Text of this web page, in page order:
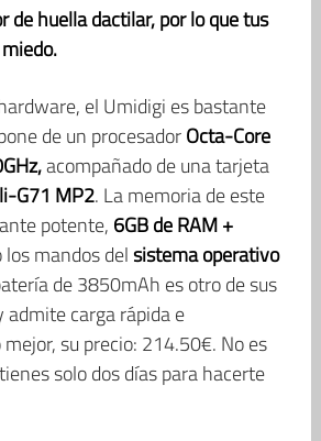
de huella dactilar, por lo que tus
el Umidigi es bastante
de un procesadorOcta-Core
acompañado de una tarjeta
G71 MP2. La memoria de este
potente, 6GB de RAM +
mandos delsistema operativo
de 3850mAh es otro de sus
carga rápida e
su precio: 214.50€. No es
solo dos días para hacerte